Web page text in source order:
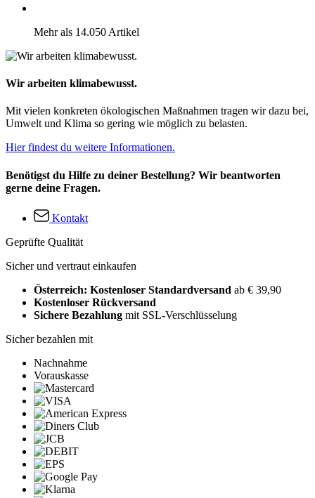
Mehr als 14.050 Artikel
Wir arbeiten klimabewusst.
Mit vielen konkreten ökologischen Maßnahmen tragen wir dazu bei,
Umwelt und Klima so gering wie möglich zu belasten.
Hier findest du weitere Informationen.
Benötigst du Hilfe zu deiner Bestellung? Wir beantworten
gerne deine Fragen.
Kontakt
Geprüfte Qualität
Sicher und vertraut einkaufen
Österreich: Kostenloser Standardversand ab € 39,90
Kostenloser Rückversand
Sichere Bezahlung mit SSL-Verschlüsselung
Sicher bezahlen mit
Nachnahme
Vorauskasse